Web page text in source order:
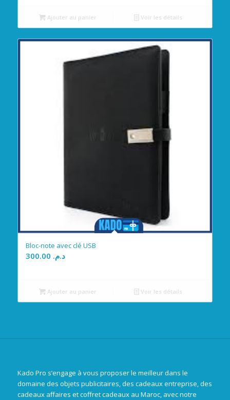
Ajouter au panier Voir les détails
Bloc-note avec clé USB
د.م.
Ajouter au panier Voir les détails
Kado Pro s’engage à vous proposer le meilleur dans le
domaine des objets publicitaires, des cadeaux entreprise, des
cadeaux affaires et coffret cadeaux au Maroc, avec notre